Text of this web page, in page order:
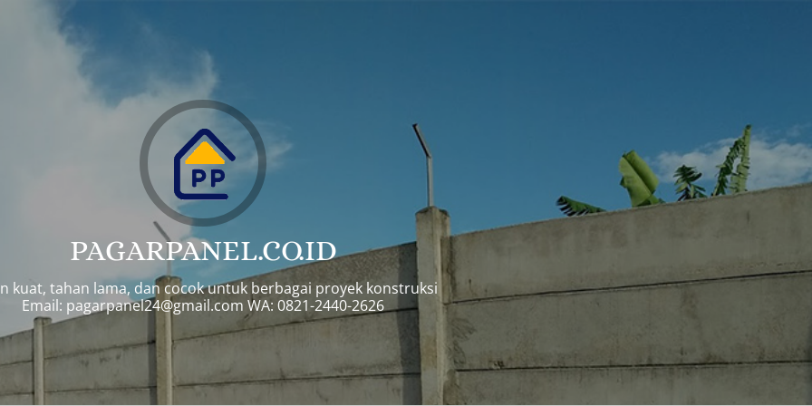
PAGARPANEL.CO.ID
kuat, tahan lama, dan cocok untuk berbagai proyek konstruksi
Email: pagarpanel24@gmail.com WA: 0821-2440-2626